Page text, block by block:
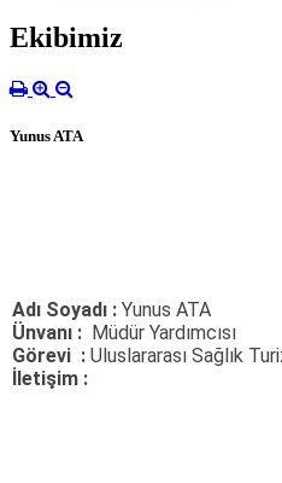
Ekibimiz
Yunus ATA
Adı Soyadı : Yunus ATA
Ünvanı : Müdür Yardımcısı
Görevi : Uluslararası Sağlık
İletişim :